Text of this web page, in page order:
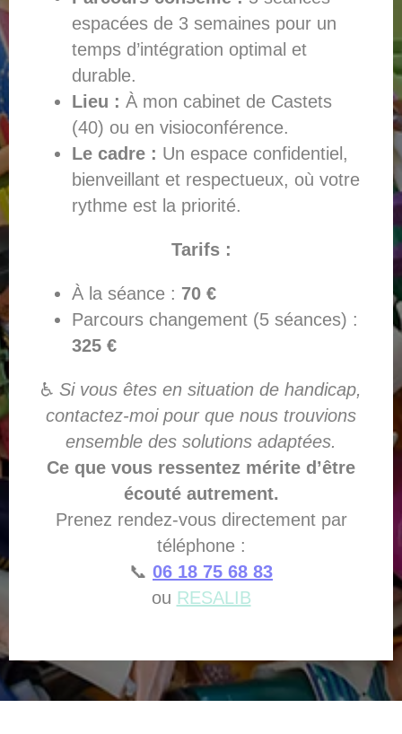
espacées de 3 semaines pour un
temps d’intégration optimal et
durable.
Lieu : À mon cabinet de Castets
(40) ou en visioconférence.
Le cadre : Un espace confidentiel,
bienveillant et respectueux, où votre
rythme est la priorité.
Tarifs :
À la séance : 70 €
Parcours changement (5 séances) :
325 €
♿ Si vous êtes en situation de handicap,
contactez-moi pour que nous trouvions
ensemble des solutions adaptées.
Ce que vous ressentez mérite d’être
écouté autrement.
Prenez rendez-vous directement par
téléphone :
📞 06 18 75 68 83
ou RESALIB